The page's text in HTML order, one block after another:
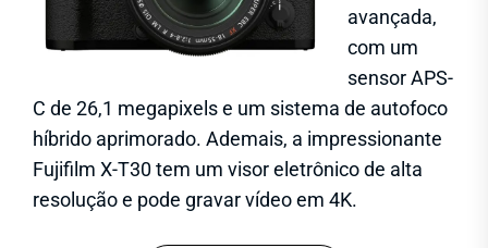
avançada,
com um
sensor APS-
C de 26,1 megapixels e um sistema de autofoco
híbrido aprimorado. Ademais, a impressionante
Fujifilm X-T30 tem um visor eletrônico de alta
resolução e pode gravar vídeo em 4K.